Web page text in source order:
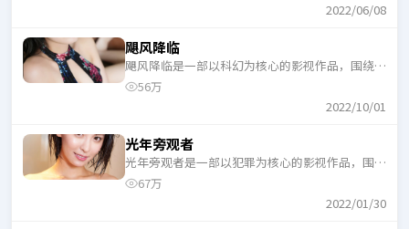
2022/06/08
飓风降临
飓风降临是一部以科幻为核心的影视作品，围绕危
机、反转与人物成长展开，整体节奏紧凑，适合一
56万
2022/10/01
光年旁观者
光年旁观者是一部以犯罪为核心的影视作品，围绕
危机、反转与人物成长展开，整体节奏紧凑，适合
67万
2022/01/30